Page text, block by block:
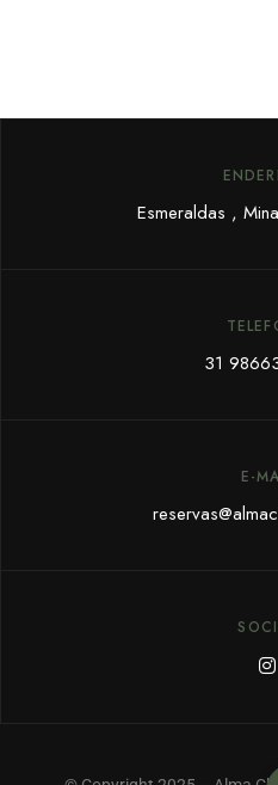
Esmeraldas ,
31
E-